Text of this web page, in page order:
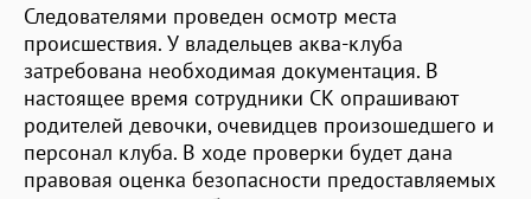
Следователями проведен осмотр места
происшествия. У владельцев аква-клуба
затребована необходимая документация. В
настоящее время сотрудники СК опрашивают
родителей девочки, очевидцев произошедшего и
персонал клуба. В ходе проверки будет дана
правовая оценка безопасности предоставляемых